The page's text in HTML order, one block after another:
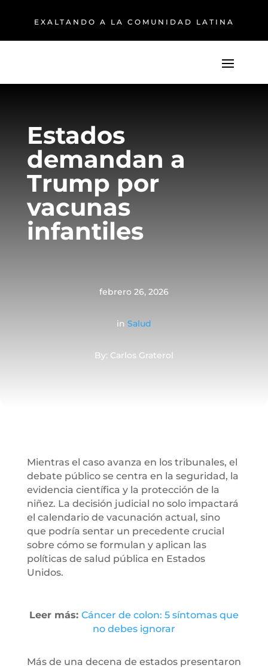
EXALTANDO A LA COMUNIDAD LATINA
Estados
demandan a
Trump por
vacunas
infantiles
febrero 26, 2026
in Salud
By: Carlos Graterol
Mientras el caso avanza en los tribunales, el
debate público se centra en la seguridad, la
evidencia científica y la protección de la
niñez. La decisión judicial no solo impactará
el calendario de vacunación actual, sino
que podría sentar un precedente crucial
sobre cómo se formulan y aplican las
políticas de salud pública en Estados
Unidos.
Leer más: Cáncer de colon: 5 síntomas que
no debes ignorar
Más de una decena de estados presentaron